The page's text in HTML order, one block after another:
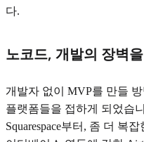
다.
노코드, 개발의 장벽
개발자 없이 MVP를 만들
플랫폼들을 접하게 되었습
Squarespace부터, 좀 더 복